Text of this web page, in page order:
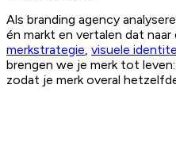
Als branding agency
én markt en vertalen dat naar
merkstrategie, visuele
brengen we je merk tot
zodat je merk overal